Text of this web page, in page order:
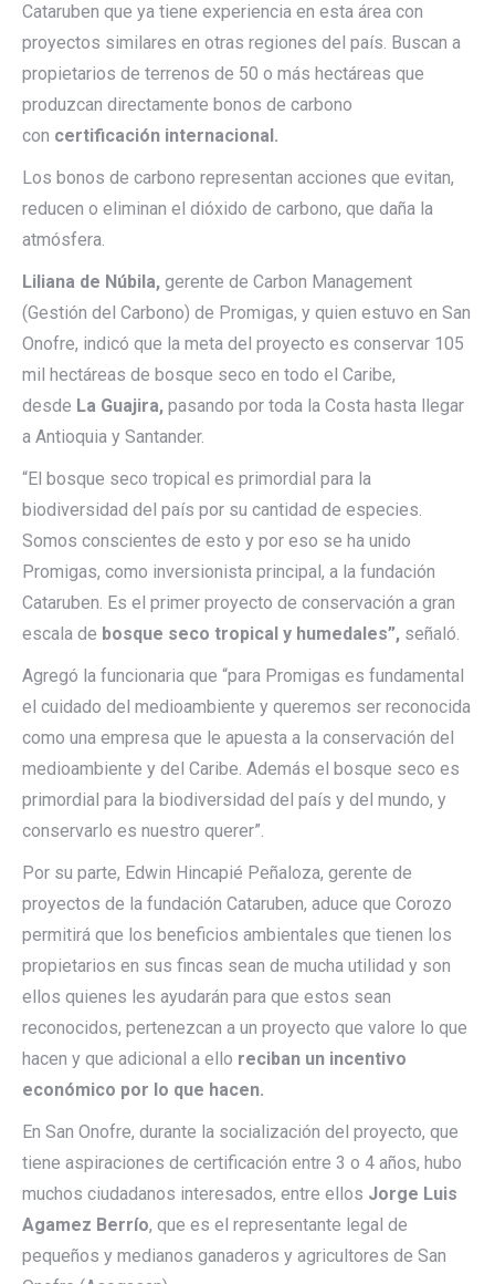
Cataruben que ya tiene experiencia en esta área con
proyectos similares en otras regiones del país. Buscan a
propietarios de terrenos de 50 o más hectáreas que
produzcan directamente bonos de carbono
con certificación internacional.
Los bonos de carbono representan acciones que evitan,
reducen o eliminan el dióxido de carbono, que daña la
atmósfera.
Liliana de Núbila, gerente de Carbon Management
(Gestión del Carbono) de Promigas, y quien estuvo en San
Onofre, indicó que la meta del proyecto es conservar 105
mil hectáreas de bosque seco en todo el Caribe,
desde La Guajira, pasando por toda la Costa hasta llegar
a Antioquia y Santander.
“El bosque seco tropical es primordial para la
biodiversidad del país por su cantidad de especies.
Somos conscientes de esto y por eso se ha unido
Promigas, como inversionista principal, a la fundación
Cataruben. Es el primer proyecto de conservación a gran
escala de bosque seco tropical y humedales”, señaló.
Agregó la funcionaria que “para Promigas es fundamental
el cuidado del medioambiente y queremos ser reconocida
como una empresa que le apuesta a la conservación del
medioambiente y del Caribe. Además el bosque seco es
primordial para la biodiversidad del país y del mundo, y
conservarlo es nuestro querer”.
Por su parte, Edwin Hincapié Peñaloza, gerente de
proyectos de la fundación Cataruben, aduce que Corozo
permitirá que los beneficios ambientales que tienen los
propietarios en sus fincas sean de mucha utilidad y son
ellos quienes les ayudarán para que estos sean
reconocidos, pertenezcan a un proyecto que valore lo que
hacen y que adicional a ello reciban un incentivo
económico por lo que hacen.
En San Onofre, durante la socialización del proyecto, que
tiene aspiraciones de certificación entre 3 o 4 años, hubo
muchos ciudadanos interesados, entre ellos Jorge Luis
Agamez Berrío, que es el representante legal de
pequeños y medianos ganaderos y agricultores de San